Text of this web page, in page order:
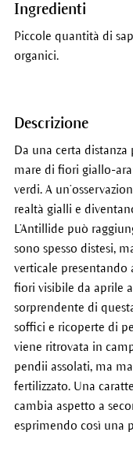
Ingredienti
Piccole quantità di
organici.
Descrizione
Da una certa
mare di fiori giallo-
verdi. A
realtà gialli e
L’Antillide può
sono spesso distesi,
verticale presentando
fiori visibile da aprile
sorprendente di
soffici e ricoperte di
viene ritrovata in
pendii assolati, ma
fertilizzato. Una
cambia aspetto a
esprimendo così una